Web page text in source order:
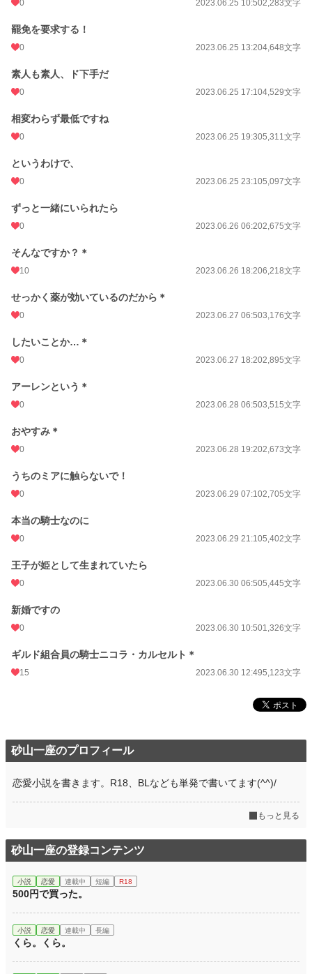
0 2023.06.25 10:502,283文字
罷免を要求する！
0 2023.06.25 13:204,648文字
素人も素人、ド下手だ
0 2023.06.25 17:104,529文字
相変わらず最低ですね
0 2023.06.25 19:305,311文字
というわけで、
0 2023.06.25 23:105,097文字
ずっと一緒にいられたら
0 2023.06.26 06:202,675文字
そんなですか？＊
10 2023.06.26 18:206,218文字
せっかく薬が効いているのだから＊
0 2023.06.27 06:503,176文字
したいことか…＊
0 2023.06.27 18:202,895文字
アーレンという＊
0 2023.06.28 06:503,515文字
おやすみ＊
0 2023.06.28 19:202,673文字
うちのミアに触らないで！
0 2023.06.29 07:102,705文字
本当の騎士なのに
0 2023.06.29 21:105,402文字
王子が姫として生まれていたら
0 2023.06.30 06:505,445文字
新婚ですの
0 2023.06.30 10:501,326文字
ギルド組合員の騎士ニコラ・カルセルト＊
15 2023.06.30 12:495,123文字
砂山一座のプロフィール
恋愛小説を書きます。R18、BLなども単発で書いてます(^^)/
もっと見る
砂山一座の登録コンテンツ
小説 恋愛 連載中 短編 R18
500円で買った。
小説 恋愛 連載中 長編
くら。くら。